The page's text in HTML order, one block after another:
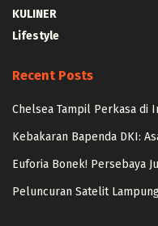
KULINER
Lifestyle
Recent Posts
Chelsea Tampil Perkasa di
Kebakaran Bapenda DKI:
Euforia Bonek! Persebaya
Peluncuran Satelit